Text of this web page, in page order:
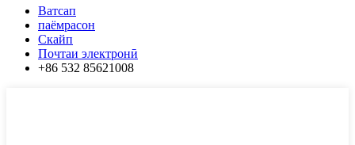
Ватсап
паёмрасон
Скайп
Почтаи электронӣ
+86 532 85621008